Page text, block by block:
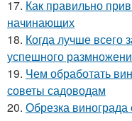
17. Как правильно
начинающих
18. Когда лучше всего
успешного
19. Чем обработать
советы садоводам
20. Обрезка